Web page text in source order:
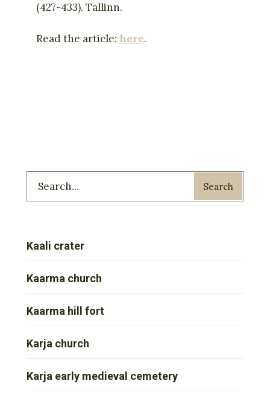
(427-433). Tallinn.
Read the article: here.
Search
Kaali crater
Kaarma church
Kaarma hill fort
Karja church
Karja early medieval cemetery